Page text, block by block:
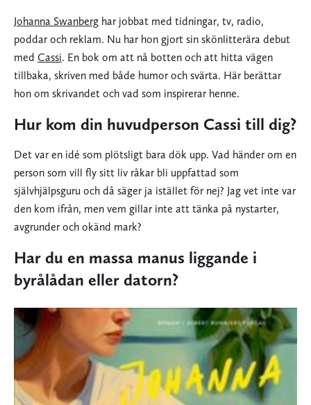
Johanna Swanberg har jobbat med tidningar, tv, radio,
poddar och reklam. Nu har hon gjort sin skönlitterära debut
med Cassi. En bok om att nå botten och att hitta vägen
tillbaka, skriven med både humor och svärta. Här berättar
hon om skrivandet och vad som inspirerar henne.
Hur kom din huvudperson Cassi till dig?
Det var en idé som plötsligt bara dök upp. Vad händer om en
person som vill fly sitt liv råkar bli uppfattad som
självhjälpsguru och då säger ja istället för nej? Jag vet inte var
den kom ifrån, men vem gillar inte att tänka på nystarter,
avgrunder och okänd mark?
Har du en massa manus liggande i
byrålådan eller datorn?